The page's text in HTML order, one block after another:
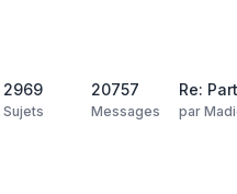
2969
Sujets
20757
Messages
Re:
par